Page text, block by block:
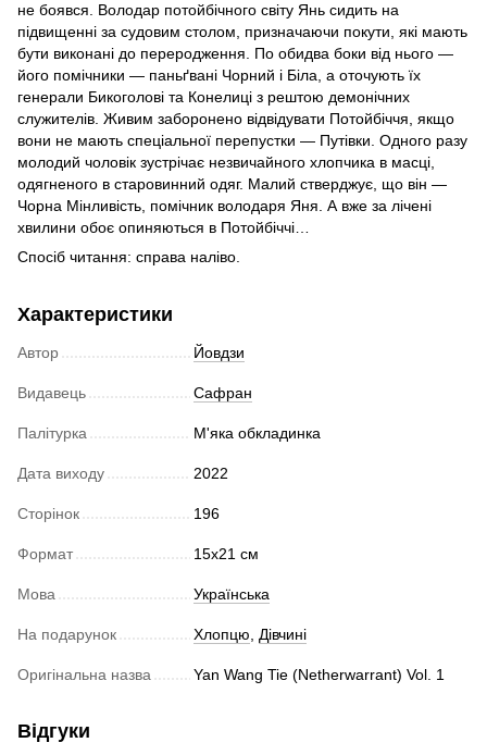
не боявся. Володар потойбічного світу Янь сидить на
підвищенні за судовим столом, призначаючи покути, які мають
бути виконані до переродження. По обидва боки від нього —
його помічники — паньґвані Чорний і Біла, а оточують їх
генерали Бикоголові та Конелиці з рештою демонічних
служителів. Живим заборонено відвідувати Потойбіччя, якщо
вони не мають спеціальної перепустки — Путівки. Одного разу
молодий чоловік зустрічає незвичайного хлопчика в масці,
одягненого в старовинний одяг. Малий стверджує, що він —
Чорна Мінливість, помічник володаря Яня. А вже за лічені
хвилини обоє опиняються в Потойбіччі…
Спосіб читання: справа наліво.
Характеристики
Автор Йовдзи
Видавець Сафран
Палітурка М'яка обкладинка
Дата виходу 2022
Сторінок 196
Формат 15x21 см
Мова Українська
На подарунок Хлопцю, Дівчині
Оригінальна назва Yan Wang Tie (Netherwarrant) Vol. 1
Відгуки